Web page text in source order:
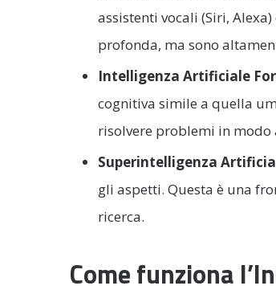
assistenti vocali (Siri,
profonda, ma sono
Intelligenza Artificiale
cognitiva simile a quella
risolvere problemi in modo
Superintelligenza
gli aspetti. Questa è una
ricerca.
Come funziona